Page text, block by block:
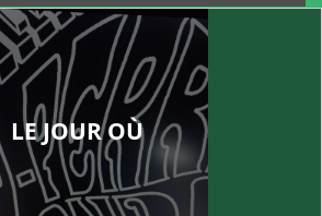
LE JOUR OÙ